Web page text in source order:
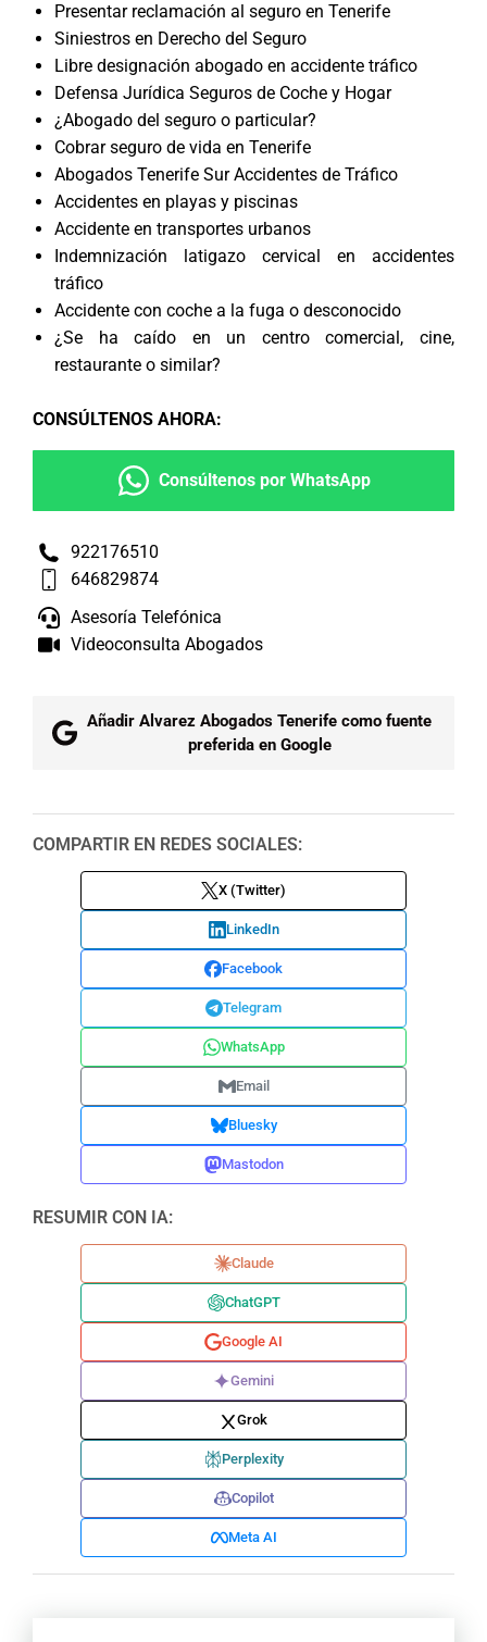
Presentar reclamación al seguro en Tenerife
Siniestros en Derecho del Seguro
Libre designación abogado en accidente tráfico
Defensa Jurídica Seguros de Coche y Hogar
¿Abogado del seguro o particular?
Cobrar seguro de vida en Tenerife
Abogados Tenerife Sur Accidentes de Tráfico
Accidentes en playas y piscinas
Accidente en transportes urbanos
Indemnización latigazo cervical en accidentes
tráfico
Accidente con coche a la fuga o desconocido
¿Se ha caído en un centro comercial, cine,
restaurante o similar?
CONSÚLTENOS AHORA:
Consúltenos por WhatsApp
922176510
646829874
Asesoría Telefónica
Videoconsulta Abogados
Añadir Alvarez Abogados Tenerife como fuente
preferida en Google
COMPARTIR EN REDES SOCIALES:
X (Twitter)
LinkedIn
Facebook
Telegram
WhatsApp
Email
Bluesky
Mastodon
RESUMIR CON IA:
Claude
ChatGPT
Google AI
Gemini
Grok
Perplexity
Copilot
Meta AI